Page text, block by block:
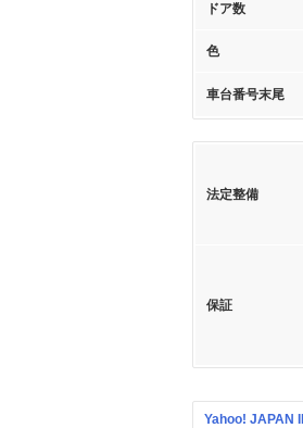
ドア数
色
車台番号末尾
法定整備
保証
Yahoo! JAPAN